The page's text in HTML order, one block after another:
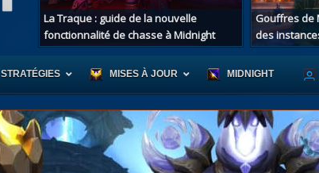
La Traque : guide de la nouvelle
fonctionnalité de chasse à Midnight
Gouffres de
des
Coeur d'Azeroth
Scénario de Chromie
STRATÉGIES MISES À JOUR MIDNIGHT